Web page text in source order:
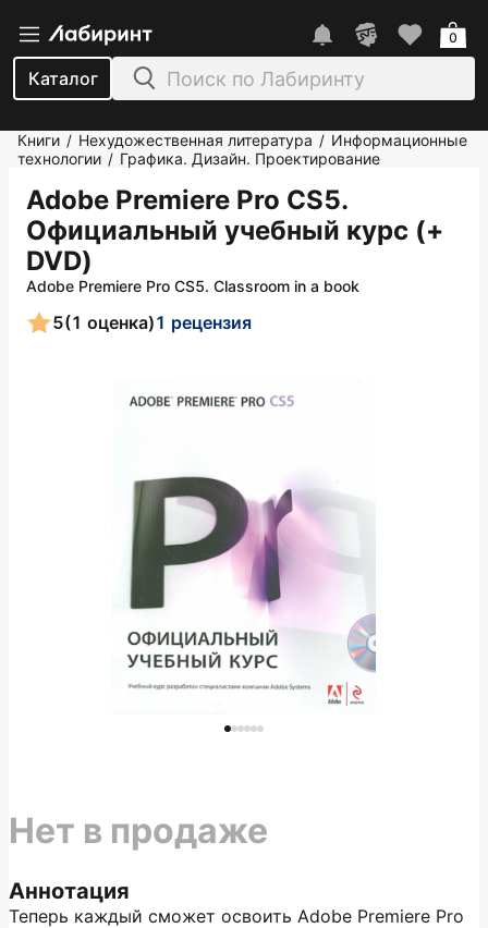
Каталог
0
Книги / Нехудожественная литература / Информационные
технологии / Графика. Дизайн. Проектирование
Adobe Premiere Pro CS5.
Официальный учебный курс (+
DVD)
Adobe Premiere Pro CS5. Classroom in a book
5(1 оценка)1 рецензия
Аннотация
Теперь каждый сможет освоить Adobe Premiere Pro
Нет в продаже